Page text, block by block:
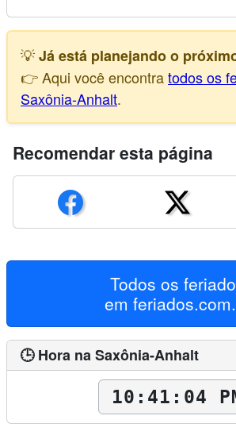
💡Já está planejando o
👉 Aqui você encontratodos os
Saxônia-Anhalt.
Recomendar esta página
Todos os
em
🕒 Hora na Saxônia-Anhalt
10:41:05